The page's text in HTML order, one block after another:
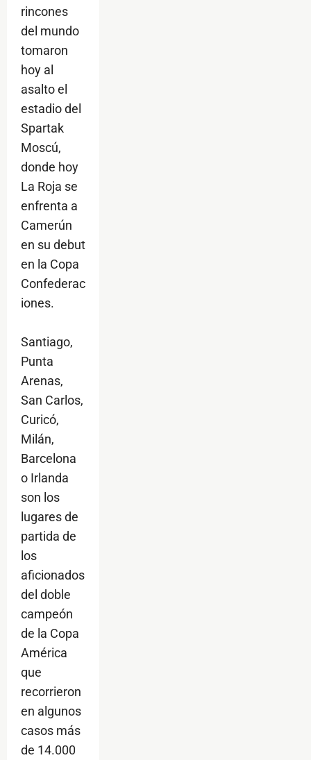
rincones
del mundo
tomaron
hoy al
asalto el
estadio del
Spartak
Moscú,
donde hoy
La Roja se
enfrenta a
Camerún
en su debut
en la Copa
Confederac
iones.
Santiago,
Punta
Arenas,
San Carlos,
Curicó,
Milán,
Barcelona
o Irlanda
son los
lugares de
partida de
los
aficionados
del doble
campeón
de la Copa
América
que
recorrieron
en algunos
casos más
de 14.000